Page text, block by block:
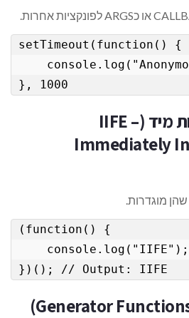
setTimeout(function() {
}, 1000
פונקציות שמבוצעות מיד (IIFE –
Immediately
מוגדרות.
(function() {
})(); // Output: IIFE